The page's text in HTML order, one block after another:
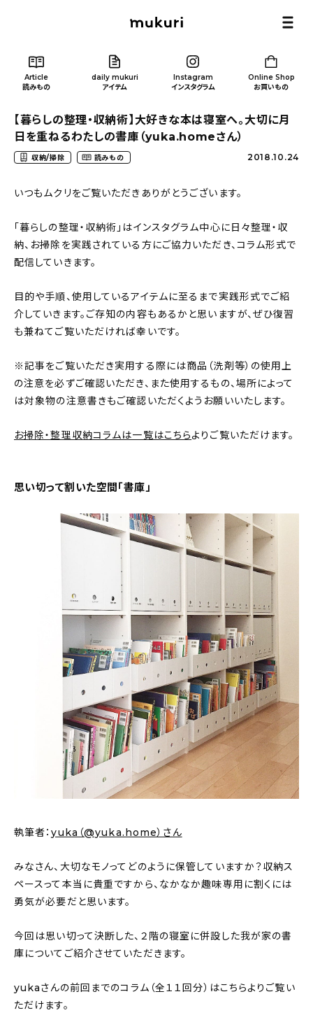
Article
読みもの
daily mukuri
アイテム
Instagram
インスタグラム
Online Shop
お買いもの
カテゴリー一覧
新着記事
人気の記事
おすすめの記事
コラム
インテリア
キッチン
/ アイテム
カテゴリー一覧
インテリア
キッチン
ギフト
キッズ
About
プライバシーポリシー
【暮らしの整理・収納術】大好きな本は寝室へ。大切に月
日を重ねるわたしの書庫（yuka.homeさん）
収納/掃除 読みもの 2018.10.24
いつもムクリをご覧いただきありがとうございます。
「暮らしの整理・収納術」はインスタグラム中心に日々整理・収
納、お掃除を実践されている方にご協力いただき、コラム形式で
配信していきます。
目的や手順、使用しているアイテムに至るまで実践形式でご紹
介していきます。ご存知の内容もあるかと思いますが、ぜひ復習
も兼ねてご覧いただければ幸いです。
※記事をご覧いただき実用する際には商品（洗剤等）の使用上
の注意を必ずご確認いただき、また使用するもの、場所によって
は対象物の注意書きもご確認いただくようお願いいたします。
お掃除・整理収納コラムは一覧はこちらよりご覧いただけます。
思い切って割いた空間「書庫」
執筆者：yuka（@yuka.home）さん
みなさん、大切なモノってどのように保管していますか？収納ス
ペースって本当に貴重ですから、なかなか趣味専用に割くには
勇気が必要だと思います。
今回は思い切って決断した、２階の寝室に併設した我が家の書
庫についてご紹介させていただきます。
yukaさんの前回までのコラム（全１１回分）はこちらよりご覧い
ただけます。